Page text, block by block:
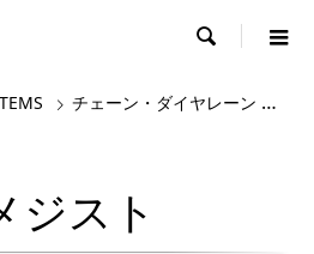

チェーン・ダイヤレーン
ジスト